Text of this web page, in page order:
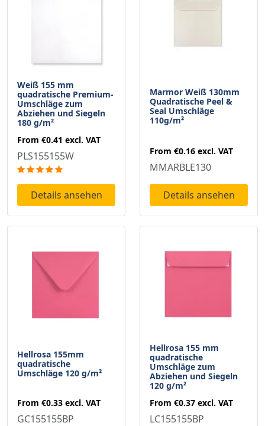
Weiß 155 mm
quadratische Premium-
Umschläge zum
Abziehen und Siegeln
180 g/m²
From €0.41 excl. VAT
PLS155155W
Details ansehen
Marmor Weiß 130mm
Quadratische Peel &
Seal Umschläge
110g/m²
From €0.16 excl. VAT
MMARBLE130
Details ansehen
Hellrosa 155mm
quadratische
Umschläge 120 g/m²
From €0.33 excl. VAT
GC155155BP
Hellrosa 155 mm
quadratische
Umschläge zum
Abziehen und Siegeln
120 g/m²
From €0.37 excl. VAT
LC155155BP